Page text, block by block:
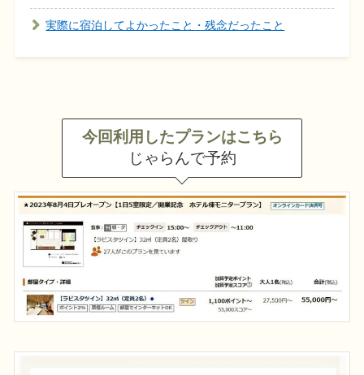
実際に宿泊してよかったこと・残念だったこと
今回利用したプランはこちら
じゃらんで予約